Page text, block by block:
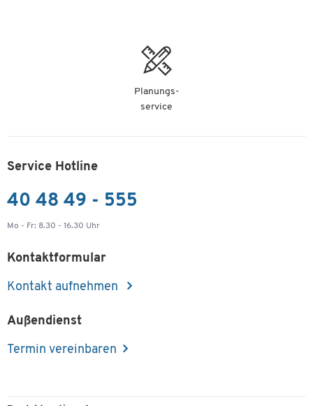
Planungs-
service
Service Hotline
40 48 49 - 555
Mo - Fr: 8.30 - 16.30 Uhr
Kontaktformular
Kontakt aufnehmen
Außendienst
Termin vereinbaren